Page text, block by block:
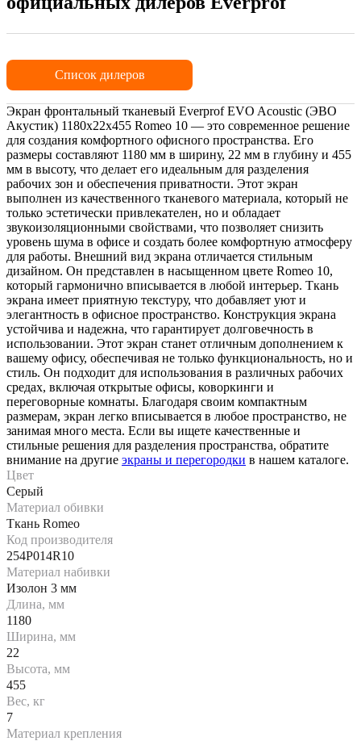
Список дилеров
Экран фронтальный тканевый Everprof EVO Acoustic (ЭВО
Акустик) 1180х22x455 Romeo 10 — это современное решение
для создания комфортного офисного пространства. Его
размеры составляют 1180 мм в ширину, 22 мм в глубину и 455
мм в высоту, что делает его идеальным для разделения
рабочих зон и обеспечения приватности. Этот экран
выполнен из качественного тканевого материала, который не
только эстетически привлекателен, но и обладает
звукоизоляционными свойствами, что позволяет снизить
уровень шума в офисе и создать более комфортную атмосферу
для работы. Внешний вид экрана отличается стильным
дизайном. Он представлен в насыщенном цвете Romeo 10,
который гармонично вписывается в любой интерьер. Ткань
экрана имеет приятную текстуру, что добавляет уют и
элегантность в офисное пространство. Конструкция экрана
устойчива и надежна, что гарантирует долговечность в
использовании. Этот экран станет отличным дополнением к
вашему офису, обеспечивая не только функциональность, но и
стиль. Он подходит для использования в различных рабочих
средах, включая открытые офисы, коворкинги и
переговорные комнаты. Благодаря своим компактным
размерам, экран легко вписывается в любое пространство, не
занимая много места. Если вы ищете качественные и
стильные решения для разделения пространства, обратите
внимание на другие экраны и перегородки в нашем каталоге.
Цвет
Серый
Материал обивки
Ткань Romeo
Код производителя
254P014R10
Материал набивки
Изолон 3 мм
Длина, мм
1180
Ширина, мм
22
Высота, мм
455
Вес, кг
7
Материал крепления